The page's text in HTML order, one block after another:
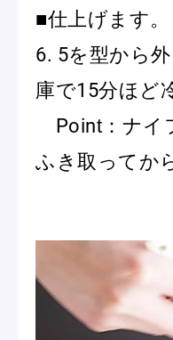
■仕上げます。
6. 5を型から
庫で15分ほど
Point：ナイ
ふき取ってか